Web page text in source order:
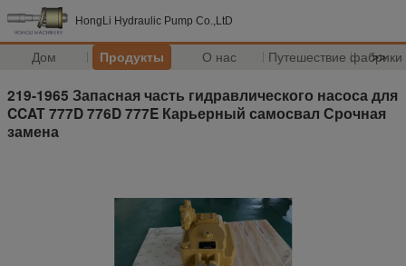
HongLi Hydraulic Pump Co.,LtD
Дом Продукты О нас Путешествие фабрики
>>
219-1965 Запасная часть гидравлического насоса для
CCAT 777D 776D 777E Карьерный самосвал Срочная
замена